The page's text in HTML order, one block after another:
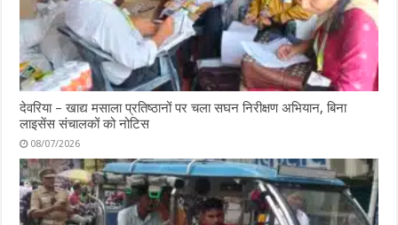
देवरिया – खाद्य मसाला प्रतिष्ठानों पर चला सघन निरीक्षण अभियान, बिना
लाइसेंस संचालकों को नोटिस
08/07/2026